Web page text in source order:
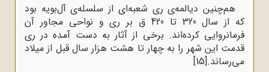
هم‌چنین دیالمه‌ی ری شعبه‌ای از سلسله‌ی آل‌بویه بود
که از سال 320 تا 420 ق بر ری و نواحی مجاور آن
فرمانروایی کرده‌اند. برخی از آثار به دست‌ آمده در ری
قدمت این شهر را به چهار تا هشت هزار سال قبل از میلاد
می‌رساند.[15]